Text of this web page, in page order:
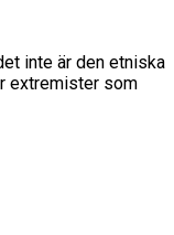
inte är den etniska
extremister som